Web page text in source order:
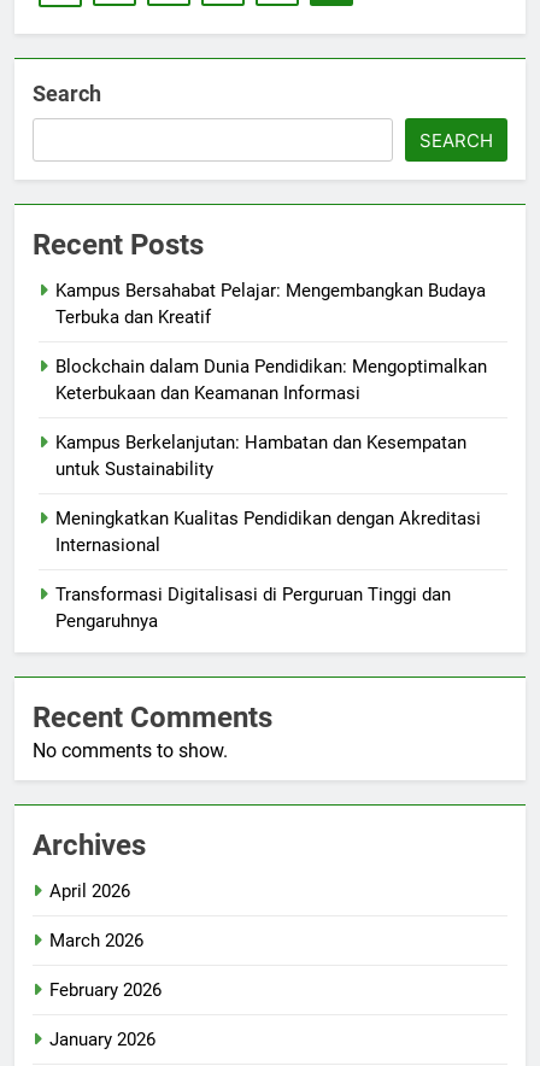
Search
SEARCH
Recent Posts
Kampus Bersahabat Pelajar: Mengembangkan Budaya
Terbuka dan Kreatif
Blockchain dalam Dunia Pendidikan: Mengoptimalkan
Keterbukaan dan Keamanan Informasi
Kampus Berkelanjutan: Hambatan dan Kesempatan
untuk Sustainability
Meningkatkan Kualitas Pendidikan dengan Akreditasi
Internasional
Transformasi Digitalisasi di Perguruan Tinggi dan
Pengaruhnya
Recent Comments
No comments to show.
Archives
April 2026
March 2026
February 2026
January 2026